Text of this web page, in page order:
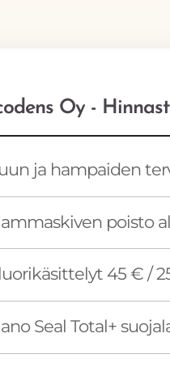
Oy -
ja hampaiden
poisto
45 € /
Seal Total+